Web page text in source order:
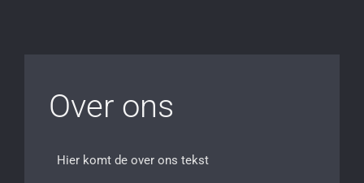
Over ons
Hier komt de over ons tekst